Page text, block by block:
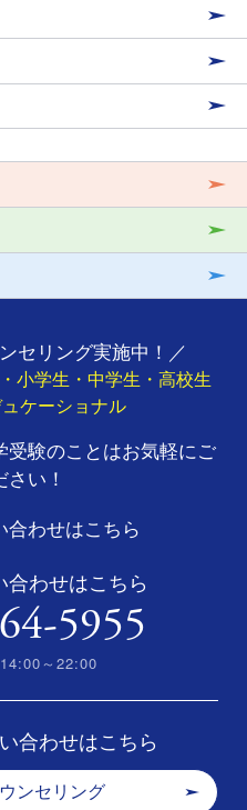
セリング実施中！／
小学生・中学生・高校生
ケーショナル
受験のことはお気軽にご
さい！
合わせはこちら
合わせはこちら
5955
～22:00
合わせはこちら
ンセリング